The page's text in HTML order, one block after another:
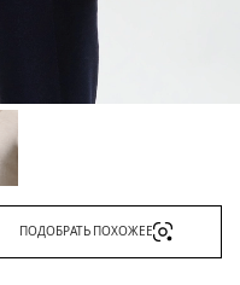
ПОДОБРАТЬ ПОХОЖЕЕ